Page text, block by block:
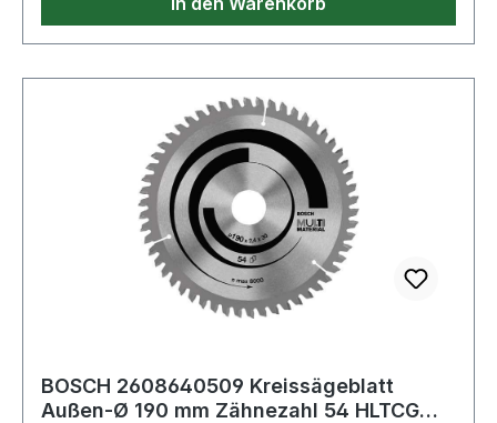
BOSCH 2608640509 Kreissägeblatt
Außen-Ø 190 mm Zähnezahl 54 HLTCG